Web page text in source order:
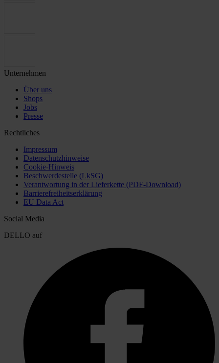
Unternehmen
Über uns
Shops
Jobs
Presse
Rechtliches
Impressum
Datenschutzhinweise
Cookie-Hinweis
Beschwerdestelle (LkSG)
Verantwortung in der Lieferkette (PDF-Download)
Barrierefreiheitserklärung
EU Data Act
Social Media
DELLO auf